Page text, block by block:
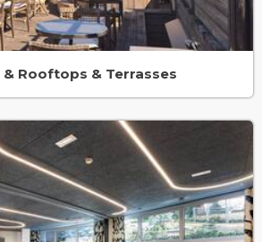
Rooftops & Terrasses